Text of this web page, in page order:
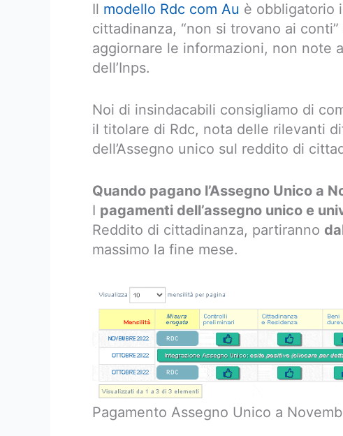
Il modello Rdc com Au è obbligatorio
cittadinanza, “non si trovano ai
aggiornare le informazioni, non note
dell’Inps.
Noi di insindacabili consigliamo di
il titolare di Rdc, nota delle rilevanti
dell’Assegno unico sul reddito di
Quando pagano l’Assegno Unico a
I pagamenti dell’assegno unico e
Reddito di cittadinanza, partiranno
massimo la fine mese.
Pagamento Assegno Unico a